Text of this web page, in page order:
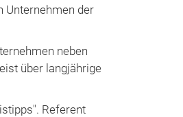
Unternehmen der
neben
über langjährige
Referent